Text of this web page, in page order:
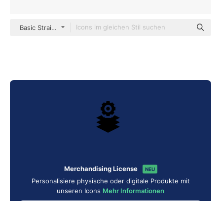
Basic Straight Filled
Merchandising License NEU
Personalisiere physische oder digitale Produkte mit
unseren Icons Mehr Informationen